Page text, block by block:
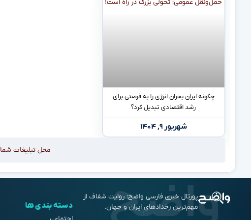
چگونه ایران بحران انرژی را به فرصتی برای
رشد اقتصادی تبدیل کرد؟
شهریور ۹, ۱۴۰۴
محل تبلیغات شما
پورتال خبری فارسی واضح؛ روایت شفاف از
مهم‌ترین رخدادهای ایران و جهان.
دسته بندی ها